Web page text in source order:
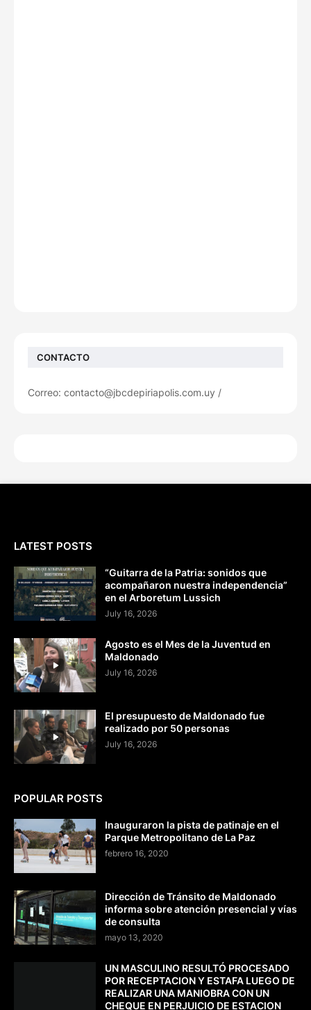
CONTACTO
Correo: contacto@jbcdepiriapolis.com.uy /
LATEST POSTS
“Guitarra de la Patria: sonidos que
acompañaron nuestra independencia”
en el Arboretum Lussich
July 16, 2026
Agosto es el Mes de la Juventud en
Maldonado
July 16, 2026
El presupuesto de Maldonado fue
realizado por 50 personas
July 16, 2026
POPULAR POSTS
Inauguraron la pista de patinaje en el
Parque Metropolitano de La Paz
febrero 16, 2020
Dirección de Tránsito de Maldonado
informa sobre atención presencial y vías
de consulta
mayo 13, 2020
UN MASCULINO RESULTÓ PROCESADO
POR RECEPTACION Y ESTAFA LUEGO DE
REALIZAR UNA MANIOBRA CON UN
CHEQUE EN PERJUICIO DE ESTACION